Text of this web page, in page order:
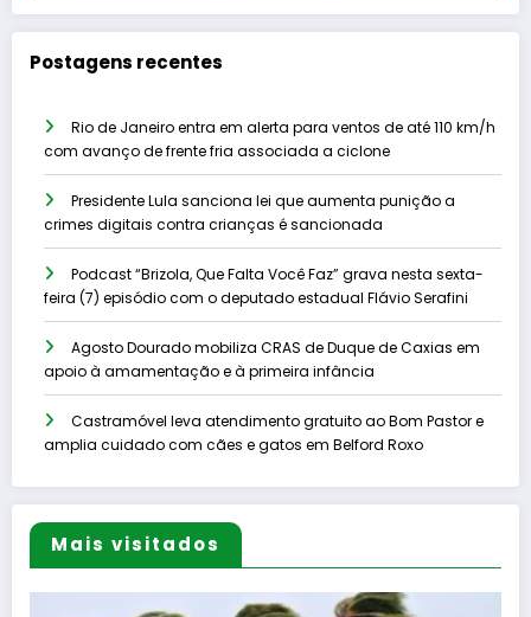
Postagens recentes
Rio de Janeiro entra em alerta para ventos de até 110 km/h
com avanço de frente fria associada a ciclone
Presidente Lula sanciona lei que aumenta punição a
crimes digitais contra crianças é sancionada
Podcast “Brizola, Que Falta Você Faz” grava nesta sexta-
feira (7) episódio com o deputado estadual Flávio Serafini
Agosto Dourado mobiliza CRAS de Duque de Caxias em
apoio à amamentação e à primeira infância
Castramóvel leva atendimento gratuito ao Bom Pastor e
amplia cuidado com cães e gatos em Belford Roxo
Mais visitados